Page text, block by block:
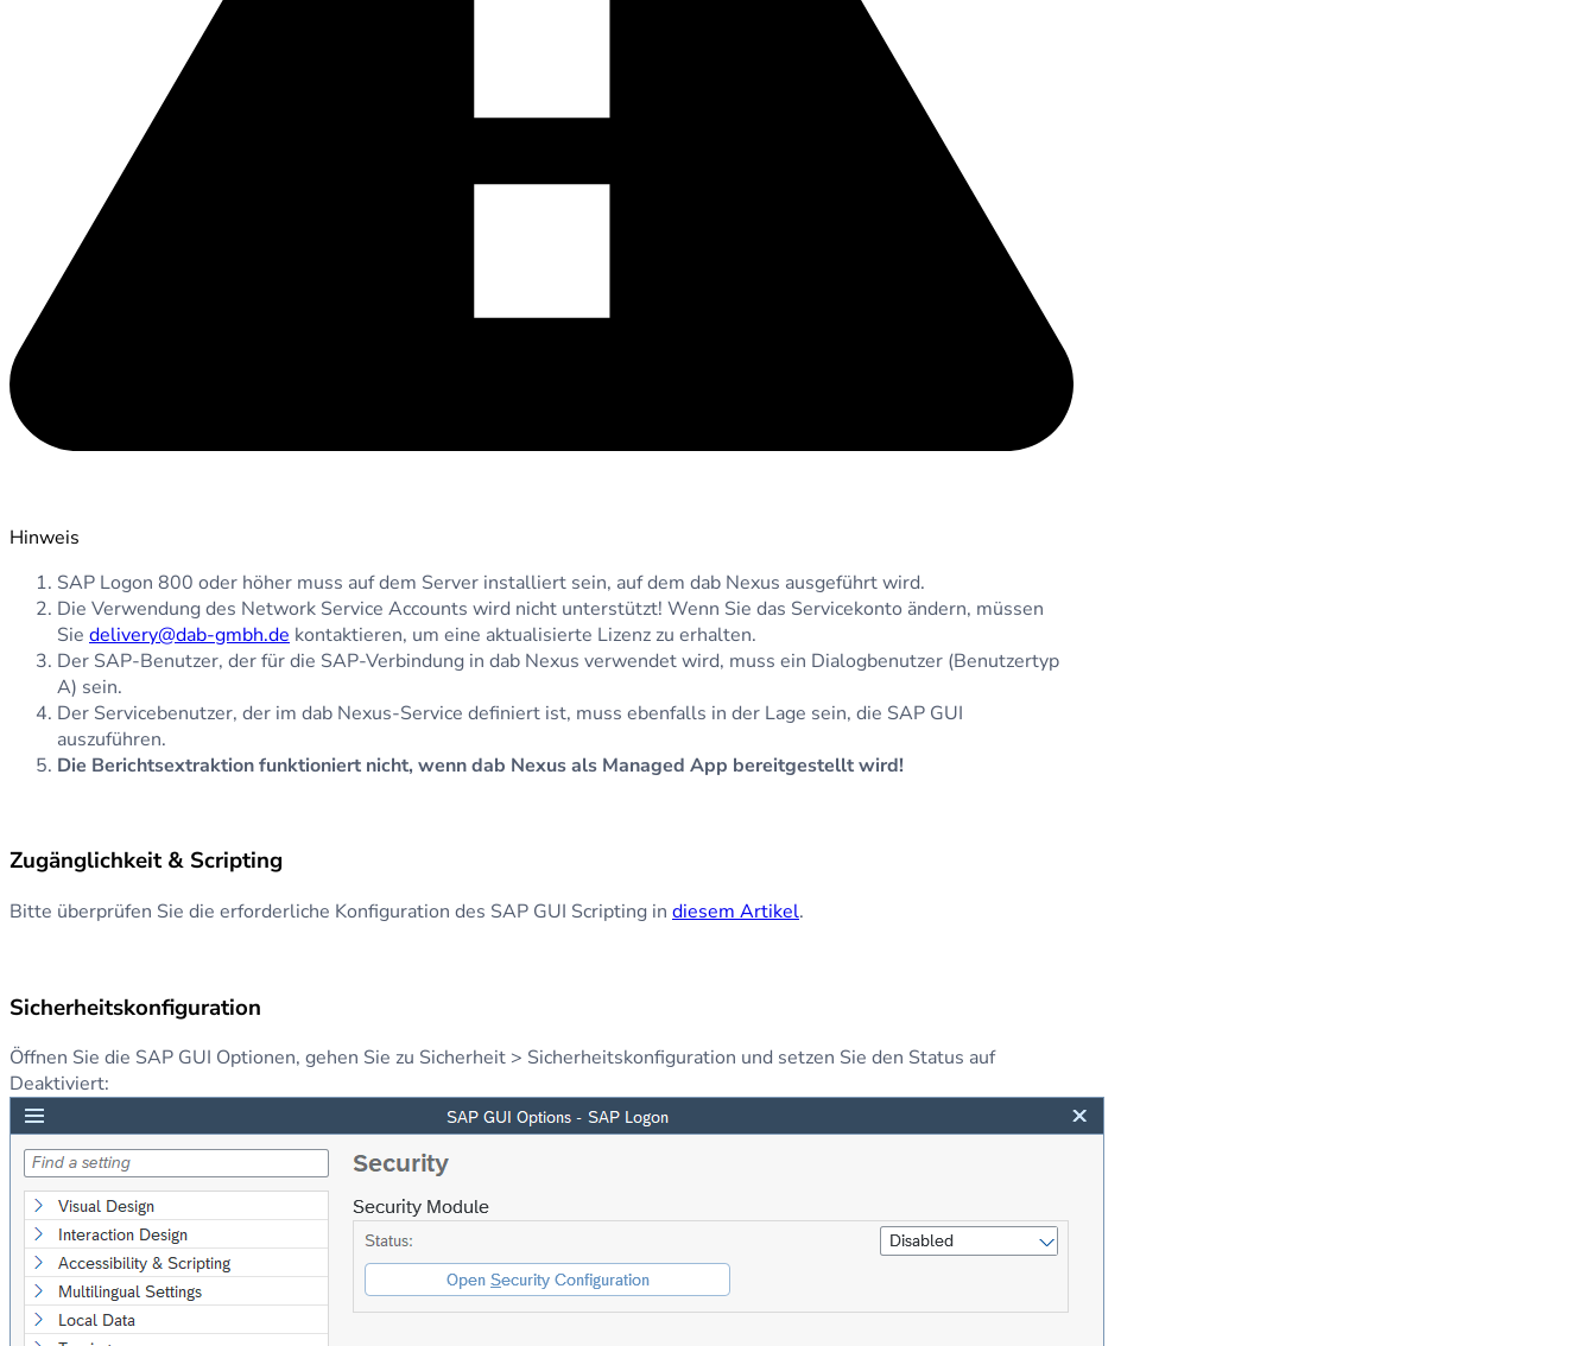
Hinweis
SAP Logon 800 oder höher muss auf dem Server installiert sein, auf dem dab Nexus ausgeführt wird.
Die Verwendung des Network Service Accounts wird nicht unterstützt! Wenn Sie das Servicekonto ändern, müssen
Sie delivery@dab-gmbh.de kontaktieren, um eine aktualisierte Lizenz zu erhalten.
Der SAP-Benutzer, der für die SAP-Verbindung in dab Nexus verwendet wird, muss ein Dialogbenutzer (Benutzertyp
A) sein.
Der Servicebenutzer, der im dab Nexus-Service definiert ist, muss ebenfalls in der Lage sein, die SAP GUI
auszuführen.
Die Berichtsextraktion funktioniert nicht, wenn dab Nexus als Managed App bereitgestellt wird!
Zugänglichkeit & Scripting
Bitte überprüfen Sie die erforderliche Konfiguration des SAP GUI Scripting in diesem Artikel.
Sicherheitskonfiguration
Öffnen Sie die SAP GUI Optionen, gehen Sie zu Sicherheit > Sicherheitskonfiguration und setzen Sie den Status auf
Deaktiviert: